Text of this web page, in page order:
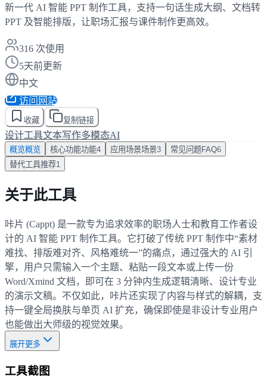
新一代 AI 智能 PPT 制作工具，支持一句话生成大纲、文档转
PPT 及智能排版，让职场汇报与课件制作更高效。
316 次使用
5天前更新
中文
访问网站
收藏 复制链接
设计工具文本写作多模态AI
概览概览 核心功能功能4 应用场景场景3 常见问题 FAQ6
替代工具推荐1
关于此工具
咔片 (Cappt) 是一款专为追求效率的职场人士和教育工作者设
计的 AI 智能 PPT 制作工具。它打破了传统 PPT 制作中“素材
难找、排版难对齐、风格难统一”的痛点，通过强大的 AI 引
擎，用户只需输入一个主题、粘贴一段文本或上传一份
Word/Xmind 文档，即可在 3 分钟内生成逻辑清晰、设计专业
的演示文稿。不仅如此，咔片还实现了内容与样式的解耦，支
持一键全局换肤与单页 AI 扩充，确保即使是非设计专业用户
也能做出大师级的视觉效果。
展开更多
工具截图